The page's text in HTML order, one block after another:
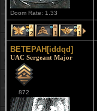
Doom Rate: 1.33
2 1 1
BETEPAH[iddqd]
UAC Sergeant Major
872